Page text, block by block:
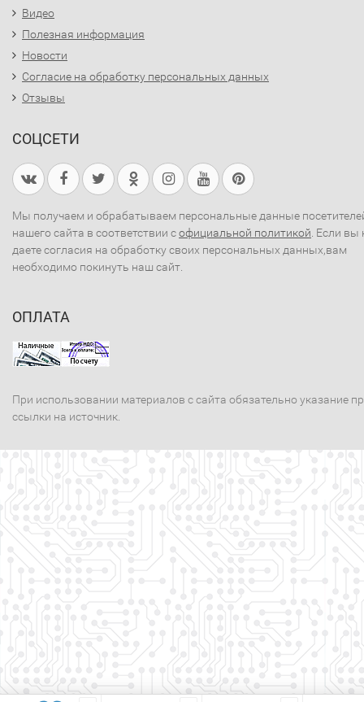
Видео
Полезная информация
Новости
Согласие на обработку персональных данных
Отзывы
СОЦСЕТИ
Мы получаем и обрабатываем персональные данные
нашего сайта в соответствии софициальной политикой . Если вы
даете согласия на обработку своих персональных данных,вам
необходимо покинуть наш сайт.
ОПЛАТА
При использовании материалов с сайта обязательно указание
ссылки на источник.